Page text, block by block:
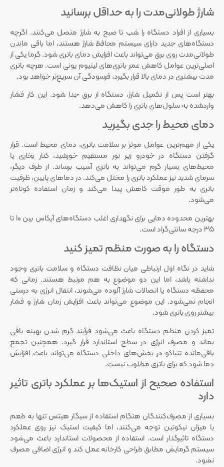
شارژ طولانی‌مدت را به حداقل برسانید
بسیاری از افراد دستگاه را شب تا صبح به شارژ متصل می‌کنند. اگرچه
دستگاه‌های جدید دارای سیستم محافظ شارژ هستند، اما باقی ماندن
طولانی‌مدت روی برق می‌تواند باعث افزایش دمای باتری شود. گرما یکی از
اصلی‌ترین عوامل کاهش عمر باتری‌های لیتیوم یونی است. هرچه باتری
مدت بیشتری در دمای بالا قرار بگیرد، فرسودگی آن سریع‌تر خواهد بود.
بهتر است پس از تکمیل شارژ، دستگاه از برق جدا شود. این کار فشار
واردشده به سلول‌های باتری را کاهش می‌دهد.
دمای محیط را جدی بگیرید
یکی از مهم‌ترین عوامل موثر بر سلامت باتری، دمای محیط است. قرار
گرفتن دستگاه در خودرو زیر نور مستقیم خورشید، کنار بخاری یا
محیط‌های بسیار گرم می‌تواند به باتری آسیب برساند. از طرف دیگر،
سرمای شدید نیز عملکرد باتری را مختل می‌کند. در دماهای پایین، ظرفیت
باتری به طور موقت کاهش پیدا می‌کند و زمان استفاده کوتاه‌تر
می‌شود.
بهترین محدوده دمایی برای نگهداری اغلب دستگاه‌های آیکاس بین 10 تا
35 درجه سانتی‌گراد است.
دستگاه را به صورت منظم تمیز کنید
شاید در نگاه اول ارتباطی میان نظافت دستگاه و سلامت باتری وجود
نداشته باشد، اما این دو موضوع به هم مرتبط هستند. زمانی که
محفظه دستگاه یا اتصالات شارژ آلوده می‌شوند، انتقال انرژی به درستی
انجام نمی‌شود. این موضوع می‌تواند باعث افزایش زمان شارژ و فشار
بیشتر روی باتری شود.
تمیز کردن منظم دستگاه باعث می‌شود فرآیند گرم شدن بهینه باقی
بماند و مصرف انرژی در سطح استاندارد قرار گیرد. همچنین تجمع
باقی‌مانده تنباکو در بخش‌های داخلی دستگاه می‌تواند باعث افزایش
دما شود که برای باتری مطلوب نیست.
استفاده صحیح از استیک‌ها بر عملکرد باتری تاثیر
دارد
بسیاری از مصرف‌کنندگان هنگام استفاده از سیگار هیتس تنها به طعم
یا میزان نیکوتین توجه می‌کنند، اما کیفیت استیک نیز روی عملکرد
دستگاه تاثیرگذار است. استفاده از محصولات استاندارد باعث می‌شود
سیستم گرمایش مطابق طراحی کارخانه عمل کند و انرژی اضافی مصرف
نشود.